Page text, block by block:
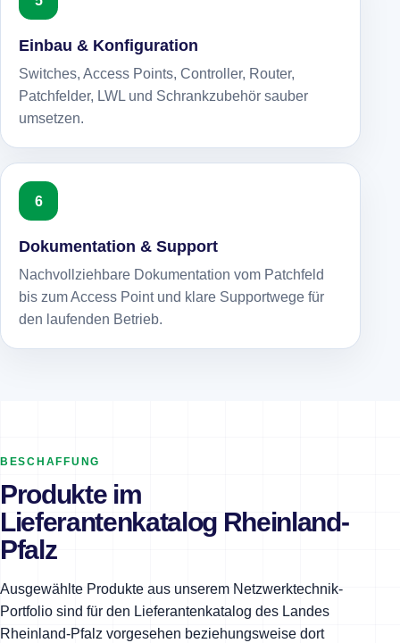
Einbau & Konfiguration
Switches, Access Points, Controller, Router,
Patchfelder, LWL und Schrankzubehör sauber
umsetzen.
Dokumentation & Support
Nachvollziehbare Dokumentation vom Patchfeld
bis zum Access Point und klare Supportwege für
den laufenden Betrieb.
BESCHAFFUNG
Produkte im
Lieferantenkatalog Rheinland-
Pfalz
Ausgewählte Produkte aus unserem Netzwerktechnik-
Portfolio sind für den Lieferantenkatalog des Landes
Rheinland-Pfalz vorgesehen beziehungsweise dort